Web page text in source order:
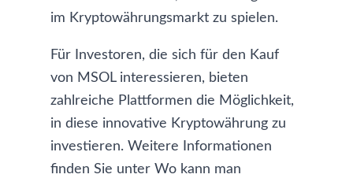
im Kryptowährungsmarkt zu spielen.
Für Investoren, die sich für den Kauf
von MSOL interessieren, bieten
zahlreiche Plattformen die Möglichkeit,
in diese innovative Kryptowährung zu
investieren. Weitere Informationen
finden Sie unter Wo kann man